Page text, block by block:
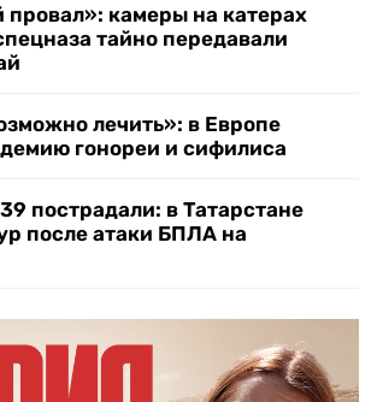
провал»: камеры на катерах
тайно передавали
лечить»: в Европе
гонореи и сифилиса
пострадали: в Татарстане
после атаки БПЛА на